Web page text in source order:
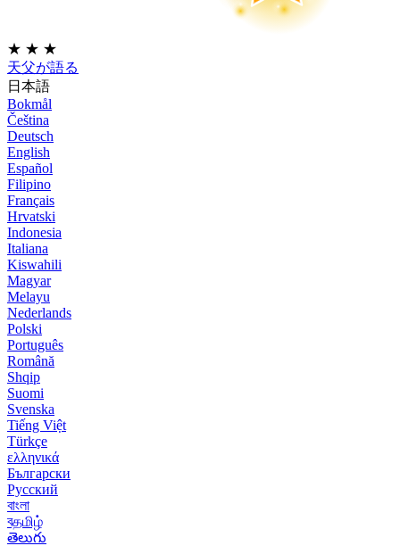
★ ★ ★
天父が語る
日本語
Bokmål
Čeština
Deutsch
English
Español
Filipino
Français
Hrvatski
Indonesia
Italiana
Kiswahili
Magyar
Melayu
Nederlands
Polski
Português
Română
Shqip
Suomi
Svenska
Tiếng Việt
Türkçe
ελληνικά
Български
Русский
বাংলা
বதமிழ்
తెలుగు